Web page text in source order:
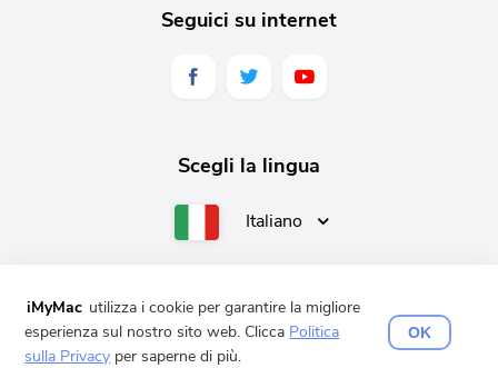
Seguici su internet
Scegli la lingua
Italiano
English Français Deutsch Español
日本語
Copyright © 2025 iMyMac. Tutti i diritti riservati.
iMyMac utilizza i cookie per garantire la migliore
esperienza sul nostro sito web. Clicca Politica
sulla Privacy per saperne di più.
OK